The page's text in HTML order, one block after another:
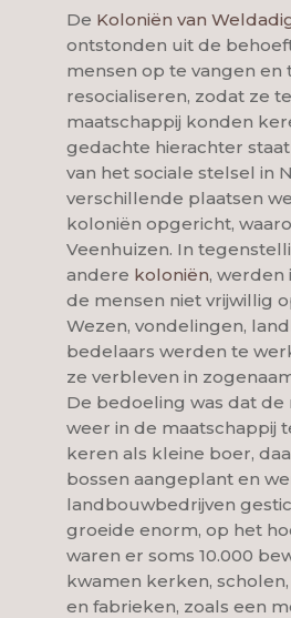
De Koloniën van
ontstonden uit de
mensen op te vangen en
resocialiseren, zodat ze
maatschappij konden
gedachte hierachter
van het sociale stelsel in
verschillende plaatsen
koloniën opgericht,
Veenhuizen. In
andere koloniën, werden
de mensen niet vrijwillig
Wezen, vondelingen,
bedelaars werden te
ze verbleven in
De bedoeling was dat de
weer in de maatschappij
keren als kleine boer,
bossen aangeplant en
landbouwbedrijven
groeide enorm, op het
waren er soms 10.000
kwamen kerken,
en fabrieken, zoals een